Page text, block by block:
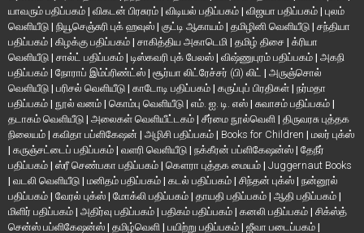
யாவரும் பதிப்பகம் | விகடன் பிரசுரம் | விடியல் பதிப்பகம் | விஜயா பதிப்பகம் | புலம்
வெளியீடு | நியூசெஞ்சுரி புக் ஹவுஸ் | குட்டி ஆகாயம் | தமிழினி வெளியீடு | சந்தியா
பதிப்பகம் | கிழக்கு பதிப்பகம் | சாகித்திய அகாடெமி | தமிழ் திசை | க்ரியா
வெளியீடு | சால்ட் பதிப்பகம் | டிஸ்கவரி புக் பேலஸ் | விஷ்ணுபுரம் பதிப்பகம் | அகநி
பதிப்பகம் | நோராப் இம்ப்ரிண்ட்ஸ் | சூர்யா லிட்ரேச்சர் (பி) லிட் | அருஞ்சொல்
வெளியீடு | பரிசல் வெளியீடு | காடோடி பதிப்பகம் | கருப்புப் பிரதிகள் | நர்மதா
பதிப்பகம் | நூல் வனம் | கொம்பு வெளியீடு | எம். ஐ. டி. எஸ் | சுவாசம் பதிப்பகம் |
தடாகம் வெளியீடு | அலைகள் வெளியீட்டகம் | சீர்மை நூல்வெளி | திருவரசு புத்தக
நிலையம் | கவிதா பப்ளிகேஷன் | அழிசி பதிப்பகம் | Books for Children | மலர் புக்ஸ்
| கருஞ்சட்டைப் பதிப்பகம் | வளரி வெளியீடு | நக்கீரன் பப்ளிகேஷன்ஸ் | தேநீர்
பதிப்பகம் | ஸ்ரீ செண்பகா பதிப்பகம் | கௌரா புத்தக மையம் | Juggernaut Books
| வடலி வெளியீடு | மனிதம் பதிப்பகம் | கடல் பதிப்பகம் | சிந்தன் புக்ஸ் | நன்னூல்
பதிப்பகம் | வேரல் புக்ஸ் | மோக்லி பதிப்பகம் | தாயதி பதிப்பகம் | ஆதி பதிப்பகம் |
மிளிர் பதிப்பகம் | அதிர்வு பதிப்பகம் | பதிகம் பதிப்பகம் | கனலி பதிப்பகம் | சிக்ஸ்த்
சென்ஸ் பப்ளிகேஷன்ஸ் | தமிழ்வெளி | பயிற்று பதிப்பகம் | ஜீவா படைப்பகம் |